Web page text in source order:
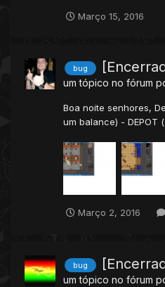
Março 15, 2016
bug
um tópico no fórum
Boa noite senhores,
um balance) - DEPOT
Março 2, 2016
bug
um tópico no fórum